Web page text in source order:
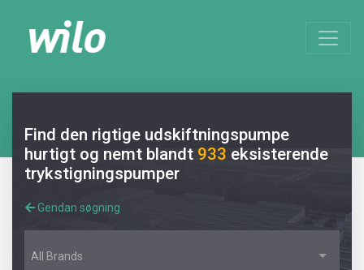
Find den rigtige udskiftningspumpe
hurtigt og nemt blandt 933 eksisterende
trykstigningspumper
Gendan søgning
All Brands